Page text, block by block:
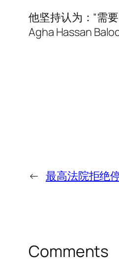
他坚持认为：“需
Agha Hassan
← 最高法院拒绝
Comments